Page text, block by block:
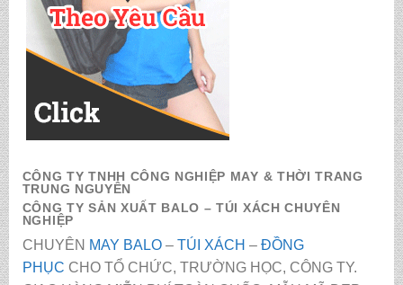
CÔNG TY TNHH CÔNG NGHIỆP MAY & THỜI TRANG
TRUNG NGUYÊN
CÔNG TY SẢN XUẤT BALO – TÚI XÁCH CHUYÊN
NGHIỆP
CHUYÊN MAY BALO– TÚI XÁCH – ĐỒNG
PHỤC CHO TỔ CHỨC, TRƯỜNG HỌC, CÔNG TY.